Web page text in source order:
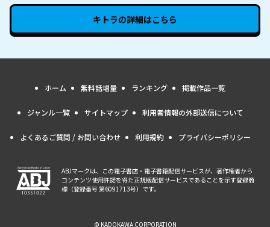
キトラの詳細はこちら
ホーム 無料話増量 ランキング 掲載作品一覧
ジャンル一覧 サイトマップ 利用者情報の外部送信について
よくあるご質問 / お問い合わせ 利用規約 プライバシーポリシー
ABJマークは、この電子書店・電子書籍配信サービスが、著作権者から
コンテンツ使用許諾を得た正規版配信サービスであることを示す登録商
標（登録番号 第6091713号）です。
© KADOKAWA CORPORATION